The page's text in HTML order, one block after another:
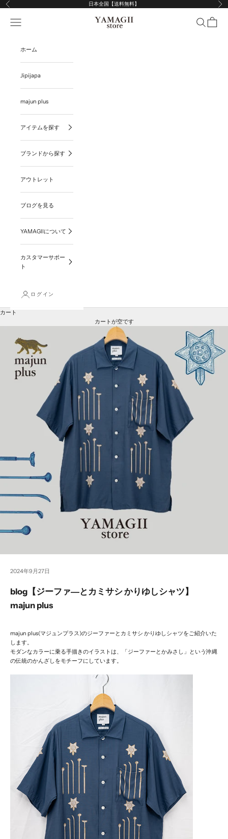
コンテンツへスキップ
前へ 日本全国【送料無料】 次
YAMAGII store
メニューを開く 検索を開く
カート
ホーム
Jipijapa
majun plus
アイテムを探す
ブランドから探す
アウトレット
ブログを見る
YAMAGIIについて
カスタマーサポー
ト
ログイン
カート
カートが空です
2024年9月27日
blog【ジーファ―とカミサシ かりゆしシャツ】
majun plus
majun plus(マジュンプラス)のジーファーとカミサシ かりゆしシャツをご紹介いた
します。
モダンなカラーに乗る手描きのイラストは、「ジーファーとかみさし」という沖縄
の伝統のかんざしをモチーフにしています。